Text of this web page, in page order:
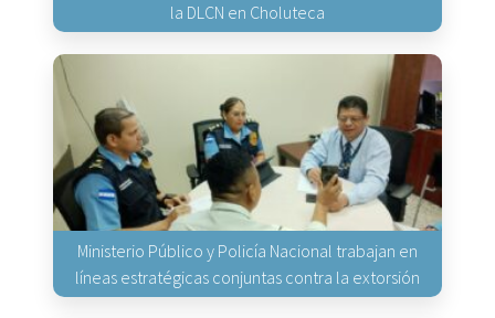
la DLCN en Choluteca
Ministerio Público y Policía Nacional trabajan en
líneas estratégicas conjuntas contra la extorsión